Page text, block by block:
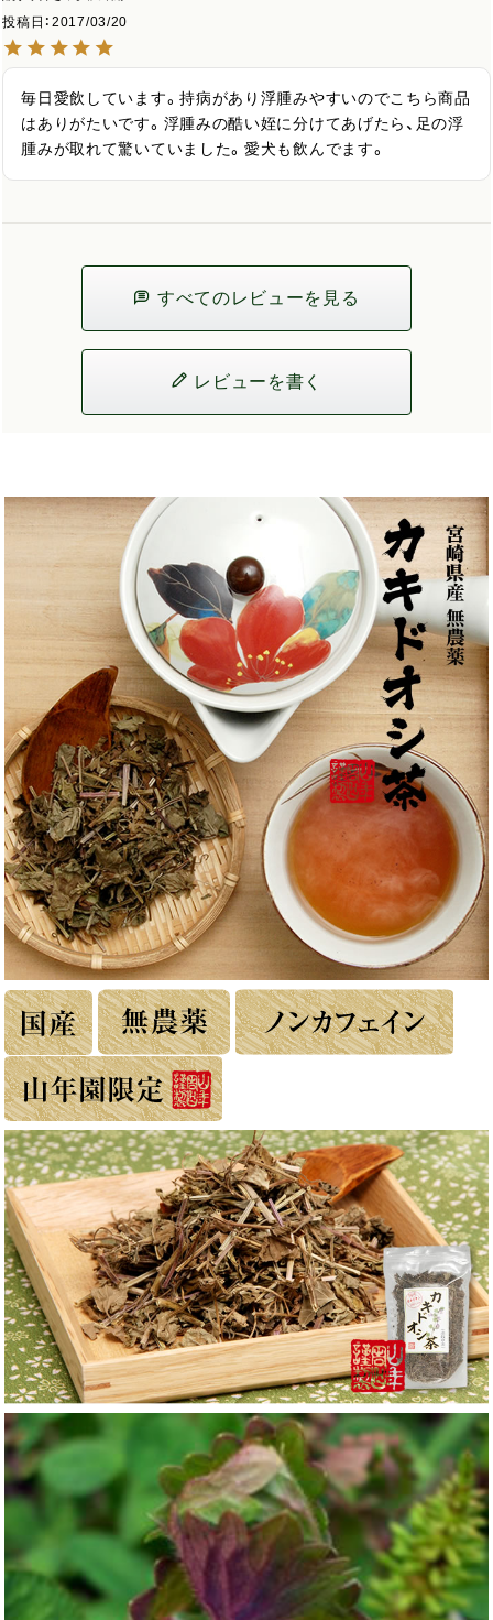
投稿日
2017/03/20
毎日愛飲しています。持病があり浮腫みやすいのでこちら商品
はありがたいです。浮腫みの酷い姪に分けてあげたら、足の浮
腫みが取れて驚いていました。愛犬も飲んでます。
すべてのレビューを見る
レビューを書く